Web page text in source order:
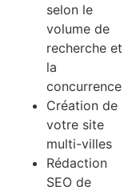
selon le
volume de
recherche et
la
concurrence
Création de
votre site
multi-villes
Rédaction
SEO de